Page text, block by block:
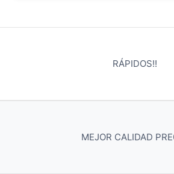
RÁPIDOS!!
MEJOR CALIDAD